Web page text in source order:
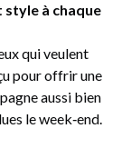
à chaque
qui veulent
pour offrir une
aussi bien
le week‑end.